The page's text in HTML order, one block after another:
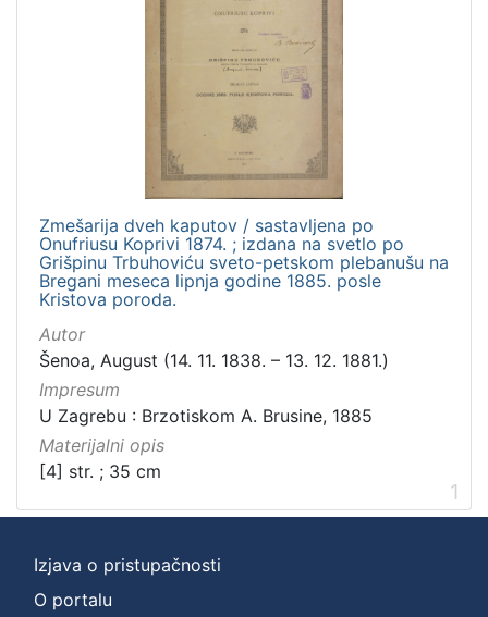
Zmešarija dveh kaputov / sastavljena po
Onufriusu Koprivi 1874. ; izdana na svetlo po
Grišpinu Trbuhoviću sveto-petskom plebanušu na
Bregani meseca lipnja godine 1885. posle
Kristova poroda.
Autor
Šenoa, August (14. 11. 1838. – 13. 12. 1881.)
Impresum
U Zagrebu : Brzotiskom A. Brusine, 1885
Materijalni opis
[4] str. ; 35 cm
1
Izjava o pristupačnosti
O portalu